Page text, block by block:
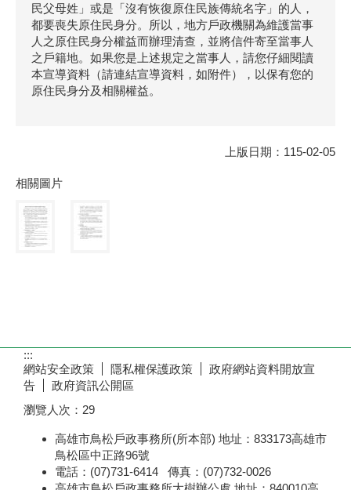
民父母姓」或是「沒有恢復原住民族傳統名字」的人，
都要喪失原住民身分。所以，地方戶政機關為維護當事
人之原住民身分權益而辦理清查，並將信件寄至當事人
之戶籍地。如果您是上述規定之當事人，請您仔細閱讀
本宣導資料（請連結宣導資料，如附件），以保有您的
原住民身分及相關權益。
上版日期：115-02-05
相關圖片
:::
網站安全政策
隱私權保護政策
政府網站資料開放宣
告
政府資訊公開區
瀏覽人次： 29
高雄市鳥松戶政事務所(所本部) 地址：833173高雄市
鳥松區中正路96號
電話：(07)731-6414 傳真：(07)732-0026